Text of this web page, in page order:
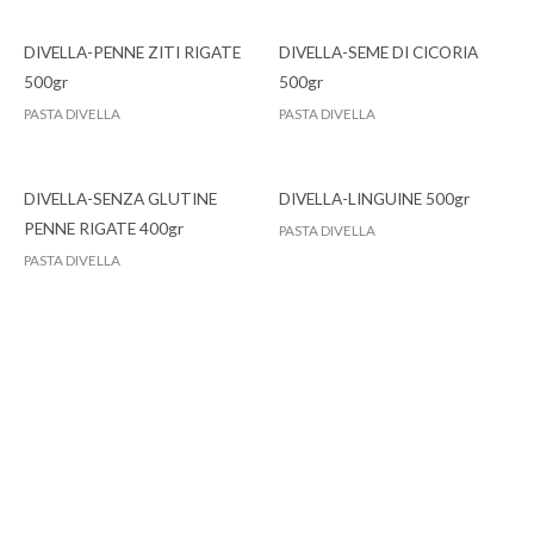
DIVELLA-PENNE ZITI RIGATE
500gr
PASTA DIVELLA
DIVELLA-SEME DI CICORIA
500gr
PASTA DIVELLA
DIVELLA-SENZA GLUTINE
PENNE RIGATE 400gr
PASTA DIVELLA
DIVELLA-LINGUINE 500gr
PASTA DIVELLA